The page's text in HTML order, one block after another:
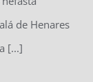
de Henares
[...]